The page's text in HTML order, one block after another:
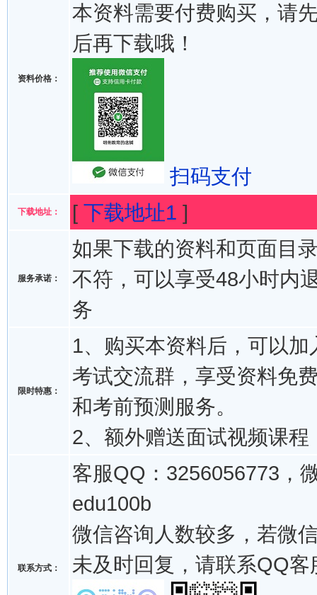
资料价格：
本资料需要付费购买，请
后再下载哦！
扫码支付
下载地址： [ 下载地址1 ]
服务承诺：
如果下载的资料和页面目
不符，可以享受48小时内
务
限时特惠：
1、购买本资料后，可以加
考试交流群，享受资料免
和考前预测服务。
2、额外赠送面试视频课程
联系方式：
客服QQ：3256056773，
edu100b
微信咨询人数较多，若微
未及时回复，请联系QQ客